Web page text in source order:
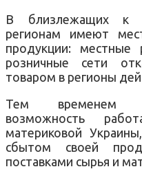
В близлежащих к
регионам имеют
продукции:
розничные сети
товаром в регионы
Тем временем
возможность
материковой
сбытом своей
поставками сырья и